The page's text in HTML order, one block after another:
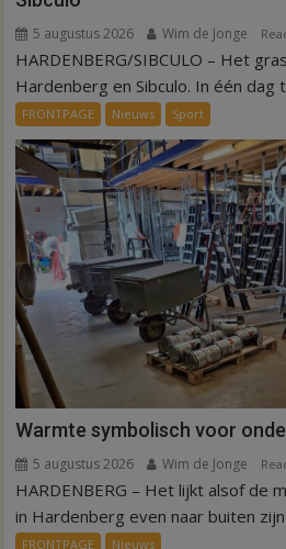
5 augustus 2026 Wim de Jonge
HARDENBERG/SIBCULO – Het
Hardenberg en Sibculo. In één dag
FRONTPAGE Nieuws Sport
Warmte symbolisch voor
5 augustus 2026 Wim de Jonge
HARDENBERG – Het lijkt alsof de
in Hardenberg even naar buiten zijn
FRONTPAGE Nieuws